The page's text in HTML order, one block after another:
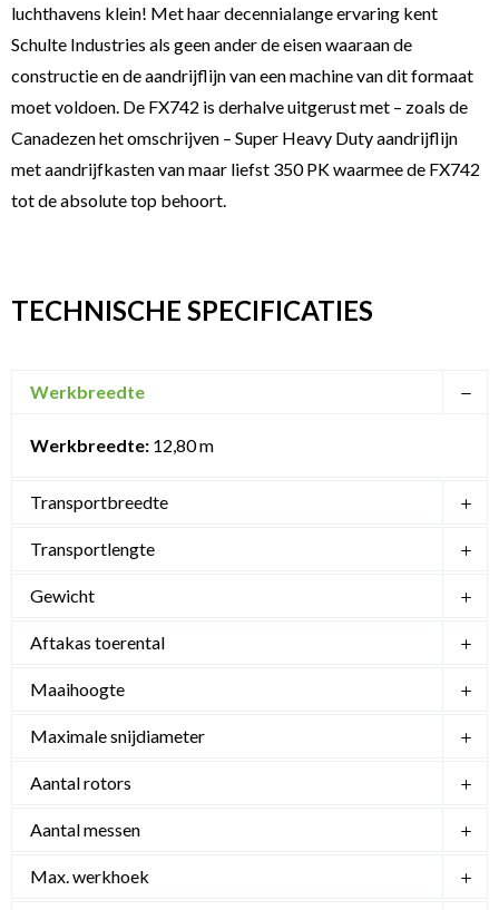
luchthavens klein! Met haar decennialange ervaring kent
Schulte Industries als geen ander de eisen waaraan de
constructie en de aandrijflijn van een machine van dit formaat
moet voldoen. De FX742 is derhalve uitgerust met – zoals de
Canadezen het omschrijven – Super Heavy Duty aandrijflijn
met aandrijfkasten van maar liefst 350 PK waarmee de FX742
tot de absolute top behoort.
TECHNISCHE SPECIFICATIES
Werkbreedte
Werkbreedte: 12,80 m
Transportbreedte
Transportlengte
Gewicht
Aftakas toerental
Maaihoogte
Maximale snijdiameter
Aantal rotors
Aantal messen
Max. werkhoek